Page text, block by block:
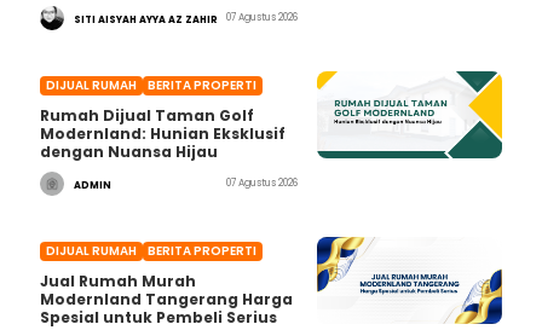
SITI AISYAH AYYA AZ ZAHIR 07 Agustus 2026
DIJUAL RUMAH BERITA PROPERTI
Rumah Dijual Taman Golf
Modernland: Hunian Eksklusif
dengan Nuansa Hijau
ADMIN 07 Agustus 2026
DIJUAL RUMAH BERITA PROPERTI
Jual Rumah Murah
Modernland Tangerang Harga
Spesial untuk Pembeli Serius